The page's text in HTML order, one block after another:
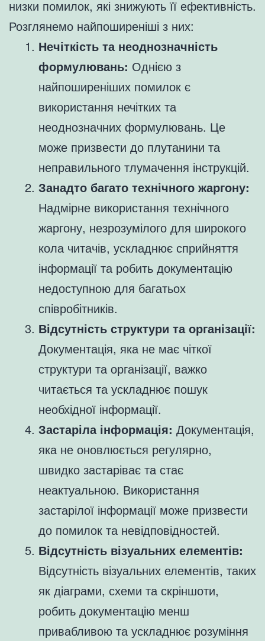
низки помилок, які знижують її ефективність.
Розглянемо найпоширеніші з них:
Нечіткість та неоднозначність
формулювань: Однією з
найпоширеніших помилок є
використання нечітких та
неоднозначних формулювань. Це
може призвести до плутанини та
неправильного тлумачення інструкцій.
Занадто багато технічного жаргону:
Надмірне використання технічного
жаргону, незрозумілого для широкого
кола читачів, ускладнює сприйняття
інформації та робить документацію
недоступною для багатьох
співробітників.
Відсутність структури та організації:
Документація, яка не має чіткої
структури та організації, важко
читається та ускладнює пошук
необхідної інформації.
Застаріла інформація: Документація,
яка не оновлюється регулярно,
швидко застаріває та стає
неактуальною. Використання
застарілої інформації може призвести
до помилок та невідповідностей.
Відсутність візуальних елементів:
Відсутність візуальних елементів, таких
як діаграми, схеми та скріншоти,
робить документацію менш
привабливою та ускладнює розуміння